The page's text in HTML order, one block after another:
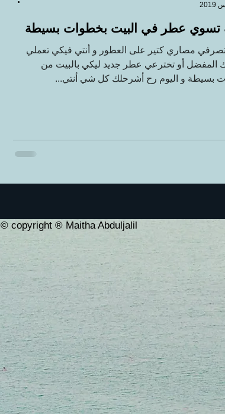
مواضيع اجتماعية للمتزوجات فقط
تسوي عطر في البيت بخطوات بسيطة
مصاري كتير على العطور و أنتي فيكي تعملي
المفضل أو تخترعي عطر جديد ليكي بالبيت من
بسيطة و اليوم رح أشرحلك كل شي أنتي...
© copyright ® Maitha Abduljalil